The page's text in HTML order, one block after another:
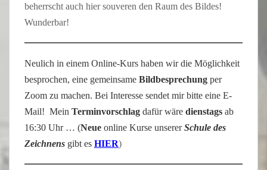
beherrscht auch hier souveren den Raum des Bildes!
Wunderbar!
Neulich in einem Online-Kurs haben wir die Möglichkeit
besprochen, eine gemeinsame Bildbesprechung per
Zoom zu machen. Bei Interesse sendet mir bitte eine E-
Mail! Mein Terminvorschlag dafür wäre dienstags ab
16:30 Uhr … (Neue online Kurse unsererSchule des
Zeichnens gibt es HIER)